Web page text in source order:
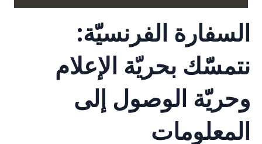
السفارة الفرنسيّة:
نتمسّك بحريّة الإعلام
وحريّة الوصول إلى
المعلومات